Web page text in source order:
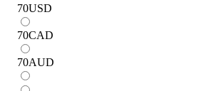
70USD
70CAD
70AUD